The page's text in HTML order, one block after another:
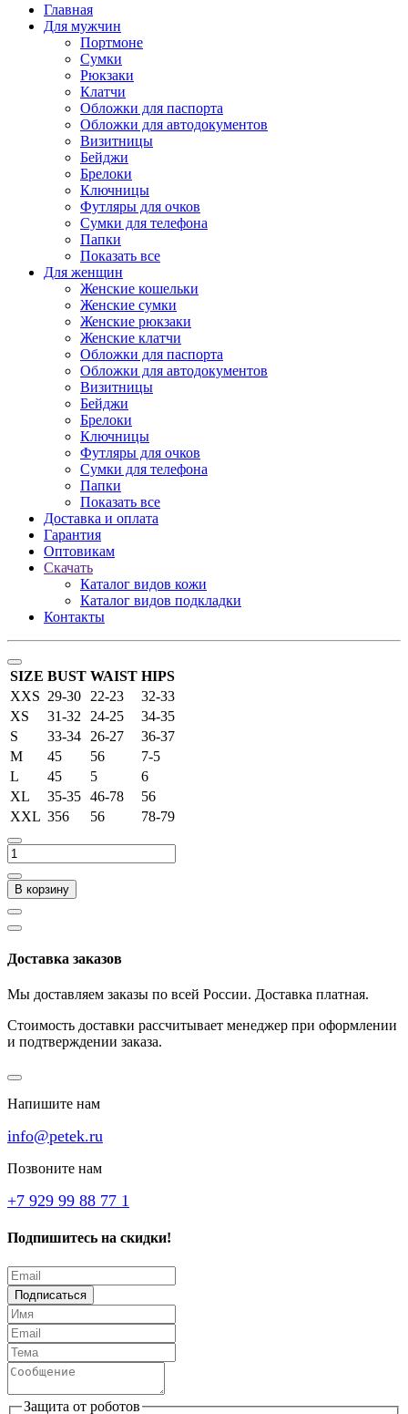
Главная
Для мужчин
Портмоне
Сумки
Рюкзаки
Клатчи
Обложки для паспорта
Обложки для автодокументов
Визитницы
Бейджи
Брелоки
Ключницы
Футляры для очков
Сумки для телефона
Папки
Показать все
Для женщин
Женские кошельки
Женские сумки
Женские рюкзаки
Женские клатчи
Обложки для паспорта
Обложки для автодокументов
Визитницы
Бейджи
Брелоки
Ключницы
Футляры для очков
Сумки для телефона
Папки
Показать все
Доставка и оплата
Гарантия
Оптовикам
Скачать
Каталог видов кожи
Каталог видов подкладки
Контакты
SIZE BUST WAIST HIPS
XXS 29-30 22-23
32-33
XS
31-32 24-25
34-35
S
33-34 26-27
36-37
M
45 56
7-5
L
45 5
6
XL
35-35 46-78
56
XXL 356 56 78-79
В корзину
Доставка заказов
Мы доставляем заказы по всей России. Доставка платная.
Стоимость доставки рассчитывает менеджер при оформлении
и подтверждении заказа.
Напишите нам
info@petek.ru
Позвоните нам
+7 929 99 88 77 1
Подпишитесь на скидки!
Подписаться
Защита от роботов